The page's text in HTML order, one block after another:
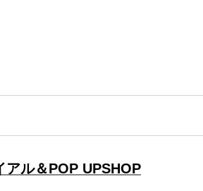
アル＆POP UPSHOP